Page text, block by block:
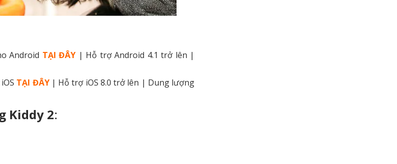
Android TẠI ĐÂY | Hỗ trợ Android 4.1 trở lên |
TẠI ĐÂY| Hỗ trợ iOS 8.0 trở lên | Dung lượng
Kiddy 2: